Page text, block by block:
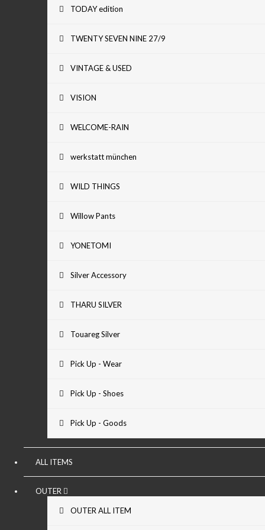
TODAY edition
TWENTY SEVEN NINE 27/9
VINTAGE & USED
VISION
WELCOME-RAIN
werkstatt münchen
WILD THINGS
Willow Pants
YONETOMI
Silver Accessory
THARU SILVER
Touareg Silver
Pick Up - Wear
Pick Up - Shoes
Pick Up - Goods
ALL ITEMS
OUTER
OUTER ALL ITEM